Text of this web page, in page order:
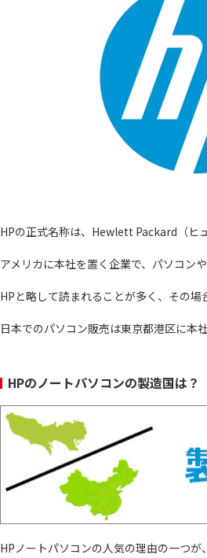
HPの正式名称は、Hewlett Packard（ヒ
アメリカに本社を置く企業で、パソコン
HPと略して読まれることが多く、その
日本でのパソコン販売は東京都港区に本
HPのノートパソコンの製造国は？
HPノートパソコンの人気の理由の一つが、